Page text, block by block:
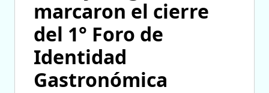
marcaron el cierre
del 1° Foro de
Identidad
Gastronómica